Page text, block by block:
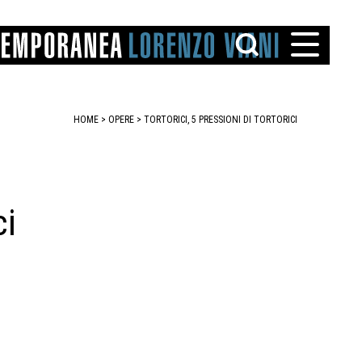
HOME > OPERE > TORTORICI, 5 PRESSIONI DI TORTORICI